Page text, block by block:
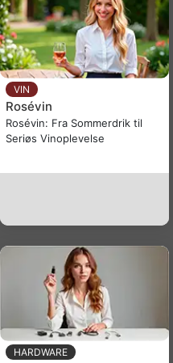
VIN
Rosévin
Rosévin: Fra Sommerdrik til
Seriøs Vinoplevelse
HARDWARE